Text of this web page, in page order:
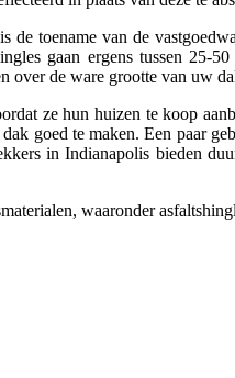
toename van de
gaan ergens tussen 25-
de ware grootte van uw
ze hun huizen te koop
goed te maken. Een paar
in Indianapolis bieden
waaronder